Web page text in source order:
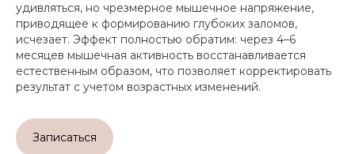
удивляться, но чрезмерное мышечное напряжение,
приводящее к формированию глубоких заломов,
исчезает. Эффект полностью обратим: через 4–6
месяцев мышечная активность восстанавливается
естественным образом, что позволяет корректировать
результат с учетом возрастных изменений.
Записаться